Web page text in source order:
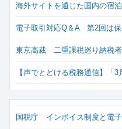
海外サイトを通じた国内の宿
電子取引対応Q＆A 第2回は
東京高裁 二重課税巡り納税
【声でとどける税務通信】「
国税庁 インボイス制度と電